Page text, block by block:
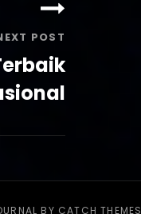
POST
BY CATCH THEMES